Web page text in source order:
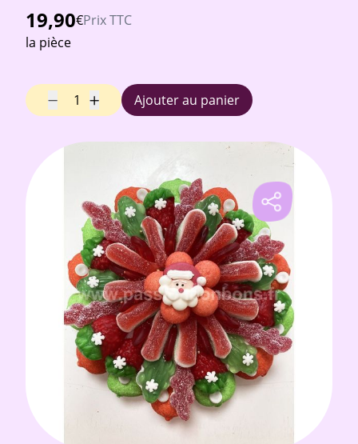
19,90€Prix TTC
la pièce